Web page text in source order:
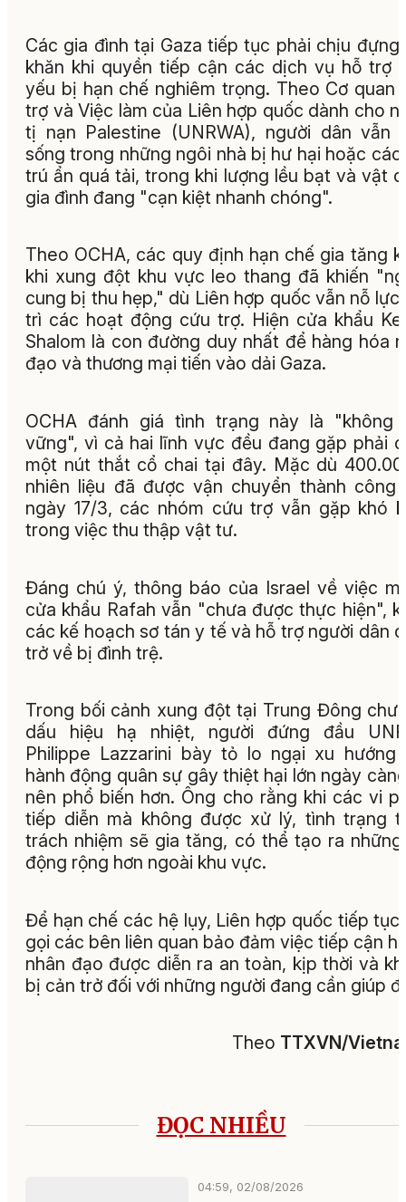
Các gia đình tại Gaza tiếp tục phải chịu đựng
khăn khi quyền tiếp cận các dịch vụ hỗ trợ
yếu bị hạn chế nghiêm trọng. Theo Cơ quan
trợ và Việc làm của Liên hợp quốc dành cho
tị nạn Palestine (UNRWA), người dân vẫn
sống trong những ngôi nhà bị hư hại hoặc các
trú ẩn quá tải, trong khi lượng lều bạt và vật
gia đình đang "cạn kiệt nhanh chóng".
Theo OCHA, các quy định hạn chế gia tăng
khi xung đột khu vực leo thang đã khiến
cung bị thu hẹp," dù Liên hợp quốc vẫn nỗ lực
trì các hoạt động cứu trợ. Hiện cửa khẩu
Shalom là con đường duy nhất để hàng hóa
đạo và thương mại tiến vào dải Gaza.
OCHA đánh giá tình trạng này là "không
vững", vì cả hai lĩnh vực đều đang gặp phải
một nút thắt cổ chai tại đây. Mặc dù
nhiên liệu đã được vận chuyển thành công
ngày 17/3, các nhóm cứu trợ vẫn gặp khó
trong việc thu thập vật tư.
Đáng chú ý, thông báo của Israel về việc
cửa khẩu Rafah vẫn "chưa được thực hiện",
các kế hoạch sơ tán y tế và hỗ trợ người dân
trở về bị đình trệ.
Trong bối cảnh xung đột tại Trung Đông
dấu hiệu hạ nhiệt, người đứng đầu
Philippe Lazzarini bày tỏ lo ngại xu hướng
hành động quân sự gây thiệt hại lớn ngày
nên phổ biến hơn. Ông cho rằng khi các vi
tiếp diễn mà không được xử lý, tình trạng
trách nhiệm sẽ gia tăng, có thể tạo ra
động rộng hơn ngoài khu vực.
Để hạn chế các hệ lụy, Liên hợp quốc tiếp tục
gọi các bên liên quan bảo đảm việc tiếp cận
nhân đạo được diễn ra an toàn, kịp thời và
bị cản trở đối với những người đang cần giúp
Theo TTXVN/
ĐỌC NHIỀU
04:59, 02/08/2026